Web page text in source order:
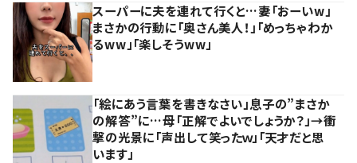
スーパーに夫を連れて行くと…妻「おーいw」
まさかの行動に「奥さん美人！」「めっちゃわか
るww」「楽しそうww」
「絵にあう言葉を書きなさい」息子の”まさか
の解答”に…母「正解でよいでしょうか？」→衝
撃の光景に「声出して笑ったｗ」「天才だと思
います」